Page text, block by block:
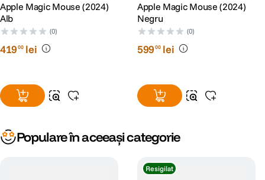
Apple Magic Mouse (2024)
Alb
(0)
41900 lei
Apple Magic Mouse (2024)
Negru
(0)
59900 lei
Populare în aceeași categorie
Resigilat